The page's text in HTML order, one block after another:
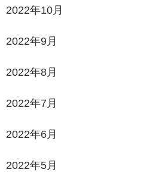
2022年10月
2022年9月
2022年8月
2022年7月
2022年6月
2022年5月